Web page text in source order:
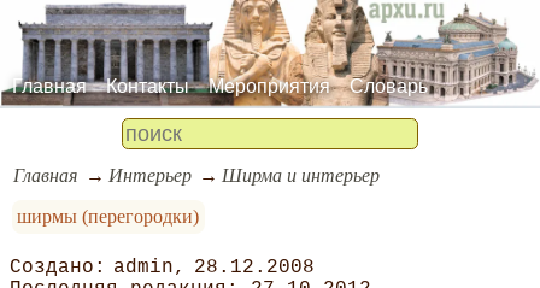
Главная Контакты Мероприятия Словарь
Главная Интерьер
Ширма и интерьер
ширмы (перегородки)
admin
28.12.2008